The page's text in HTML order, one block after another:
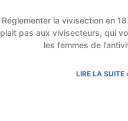
Réglementer la vivisection en
plait pas aux vivisecteurs, qui
les femmes de
LIRE LA SUITE